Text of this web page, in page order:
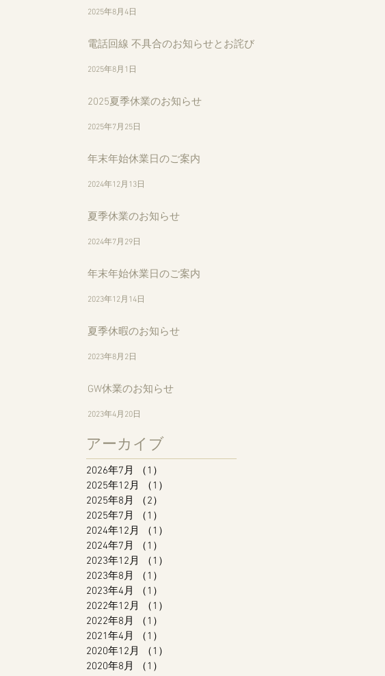
2025年8月4日
電話回線 不具合のお知らせとお詫び
2025年8月1日
2025夏季休業のお知らせ
2025年7月25日
年末年始休業日のご案内
2024年12月13日
夏季休業のお知らせ
2024年7月29日
年末年始休業日のご案内
2023年12月14日
夏季休暇のお知らせ
2023年8月2日
GW休業のお知らせ
2023年4月20日
アーカイブ
2026年7月 （1）
2025年12月
（1）
2025年8月
（2）
2025年7月
（1）
2024年12月
（1）
2024年7月
（1）
2023年12月
（1）
2023年8月
（1）
2023年4月
（1）
2022年12月
（1）
2022年8月
（1）
2021年4月
（1）
2020年12月
（1）
2020年8月
（1）